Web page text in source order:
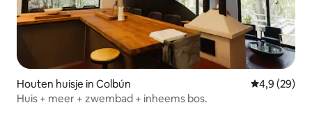
Houten huisje in Colbún Gemiddelde
4,9 (29)
Huis + meer + zwembad + inheems bos.